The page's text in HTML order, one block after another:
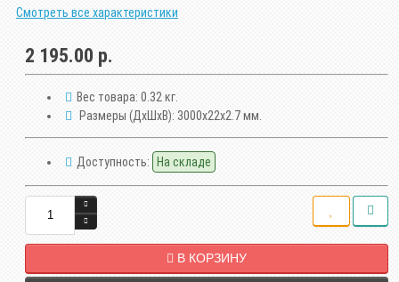
Смотреть все характеристики
2 195.00 р.
Вес товара: 0.32 кг.
Размеры (ДxШxВ): 3000x22x2.7 мм.
Доступность: На складе
В КОРЗИНУ